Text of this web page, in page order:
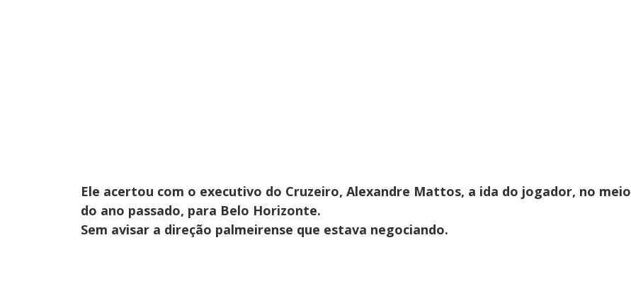
Ele acertou com o executivo do Cruzeiro, Alexandre Mattos, a ida do jogador, no meio
do ano passado, para Belo Horizonte.
Sem avisar a direção palmeirense que estava negociando.